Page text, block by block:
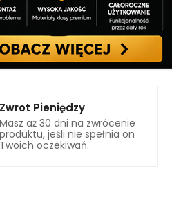
Zwrot Pieniędzy
Masz aż 30 dni na zwrócenie
produktu, jeśli nie spełnia on
Twoich oczekiwań.